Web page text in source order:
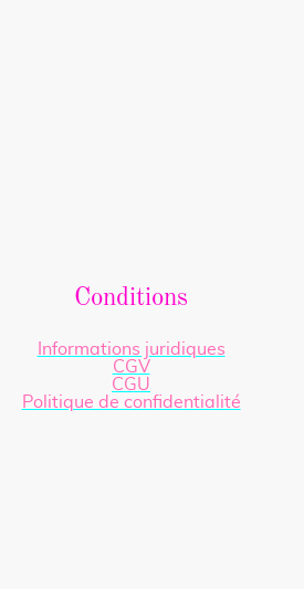
Conditions
Informations juridiques
CGV
CGU
Politique de confidentialité